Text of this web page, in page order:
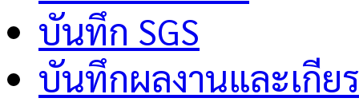
บันทึก SGS
บันทึกผลงานและเกีย